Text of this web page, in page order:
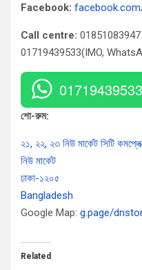
Facebook:
Call centre:
01719439533(IMO,
01719439533
শো-রুম:
২১, ২২, ২৩ নিউ মার্কেট সিটি
নিউ মার্কেট
ঢাকা-১২০৫
Bangladesh
Google Map: g.page/
Related